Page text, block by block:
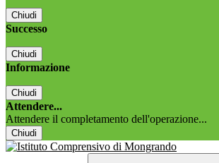
Chiudi
Successo
Chiudi
Informazione
Chiudi
Attendere...
Attendere il completamento dell'operazione...
Chiudi